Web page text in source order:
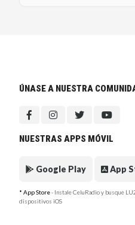
ÚNASE A NUESTRA
NUESTRAS APPS MÓVIL
Google Play App
* App Store- Instale CeluRadio y busque
dispositivos iOS